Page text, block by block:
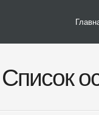
Список